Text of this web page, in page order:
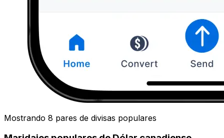
Mostrando 8 pares de divisas populares